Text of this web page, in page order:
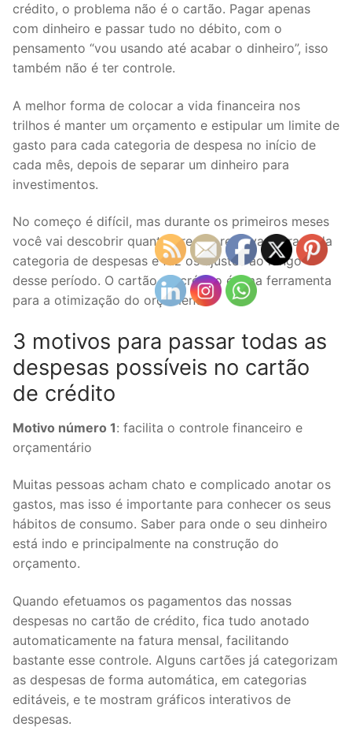
crédito, o problema não é o cartão. Pagar apenas
com dinheiro e passar tudo no débito, com o
pensamento “vou usando até acabar o dinheiro”, isso
também não é ter controle.
A melhor forma de colocar a vida financeira nos
trilhos é manter um orçamento e estipular um limite de
gasto para cada categoria de despesa no início de
cada mês, depois de separar um dinheiro para
investimentos.
No começo é difícil, mas durante os primeiros meses
você vai descobrir quanto precisa reservar para cada
categoria de despesas e faz os ajustes ao longo
desse período. O cartão de crédito é uma ferramenta
para a otimização do orçamento.
3 motivos para passar todas as
despesas possíveis no cartão
de crédito
Motivo número 1: facilita o controle financeiro e
orçamentário
Muitas pessoas acham chato e complicado anotar os
gastos, mas isso é importante para conhecer os seus
hábitos de consumo. Saber para onde o seu dinheiro
está indo e principalmente na construção do
orçamento.
Quando efetuamos os pagamentos das nossas
despesas no cartão de crédito, fica tudo anotado
automaticamente na fatura mensal, facilitando
bastante esse controle. Alguns cartões já categorizam
as despesas de forma automática, em categorias
editáveis, e te mostram gráficos interativos de
despesas.